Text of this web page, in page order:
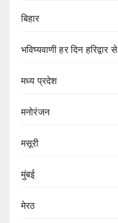
बिहार
भविष्यवाणी हर दिन हरिद्वार से
मध्य प्रदेश
मनोरंजन
मसूरी
मुंबई
मेरठ